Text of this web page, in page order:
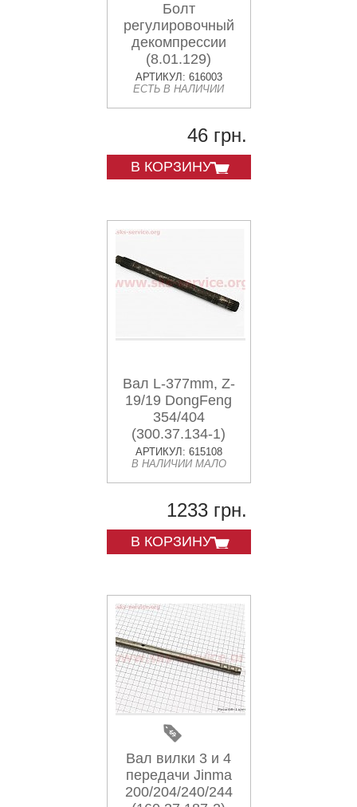
Болт
регулировочный
декомпрессии
(8.01.129)
АРТИКУЛ: 616003
ЕСТЬ В НАЛИЧИИ
46 грн.
В КОРЗИНУ
Вал L-377mm, Z-
19/19 DongFeng
354/404
(300.37.134-1)
АРТИКУЛ: 615108
В НАЛИЧИИ МАЛО
1233 грн.
В КОРЗИНУ
Вал вилки 3 и 4
передачи Jinma
200/204/240/244